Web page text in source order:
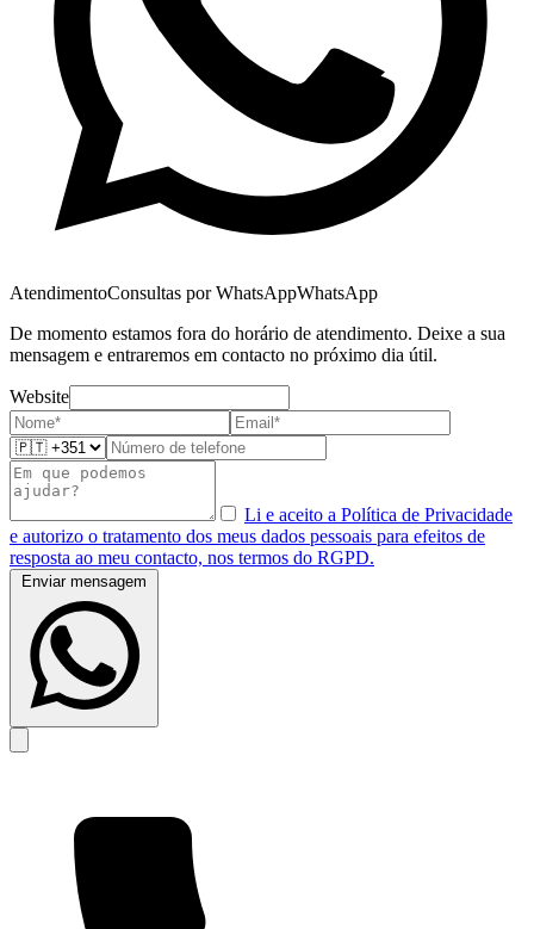
AtendimentoConsultas por WhatsAppWhatsApp
De momento estamos fora do horário de atendimento. Deixe a sua
mensagem e entraremos em contacto no próximo dia útil.
Website
Li e aceito a Política de Privacidade
e autorizo o tratamento dos meus dados pessoais para efeitos de
resposta ao meu contacto, nos termos do RGPD.